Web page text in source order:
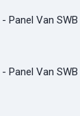
Panel Van SWB
Panel Van SWB